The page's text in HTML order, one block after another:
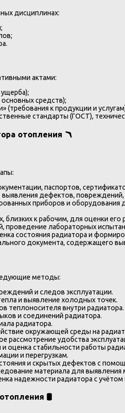
дисциплинах:
актами:
средств);
к продукции и
стандарты (ГОСТ),
отопления 🪃
паспортов,
дефектов, повреждений,
приборов и оборудования
близких к рабочим, для оценки его
проведение лабораторных
состояния радиатора и
документа, содержащего
методы:
и следов эксплуатации.
и выявление холодных точек.
теплоносителя внутри радиатора.
и соединений радиатора.
радиатора.
окружающей среды на
рассмотрение удобства
оценка стабильности работы
и перегрузкам.
и скрытых дефектов с
материала для
надежности радиатора с учётом
🛢️